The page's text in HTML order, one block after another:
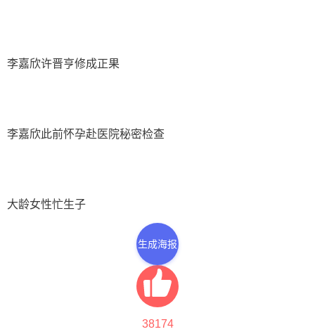
李嘉欣许晋亨修成正果
李嘉欣此前怀孕赴医院秘密检查
大龄女性忙生子
生成海报
38174